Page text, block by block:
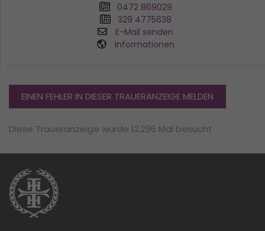
0472 869029
329 4775638
E-Mail senden
Informationen
EINEN FEHLER IN DIESER TRAUERANZEIGE MELDEN
Diese Traueranzeige wurde 12.296 Mal besucht